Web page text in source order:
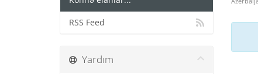
RSS Feed
Yardım